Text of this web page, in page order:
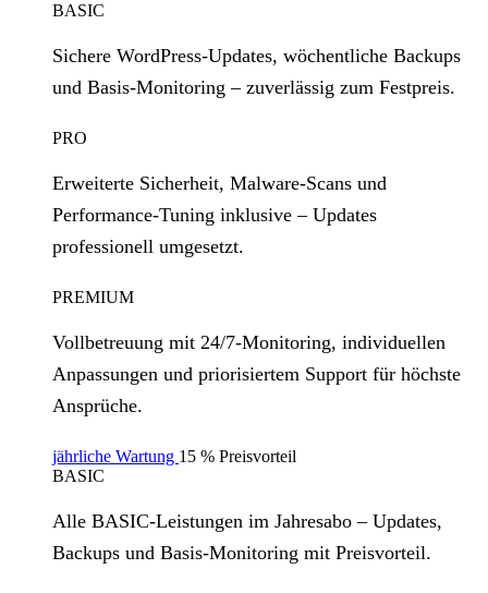
BASIC
Sichere WordPress‑Updates, wöchentliche Backups
und Basis‑Monitoring – zuverlässig zum Festpreis.
PRO
Erweiterte Sicherheit, Malware‑Scans und
Performance‑Tuning inklusive – Updates
professionell umgesetzt.
PREMIUM
Vollbetreuung mit 24/7‑Monitoring, individuellen
Anpassungen und priorisiertem Support für höchste
Ansprüche.
jährliche Wartung 15 % Preisvorteil
BASIC
Alle BASIC‑Leistungen im Jahresabo – Updates,
Backups und Basis‑Monitoring mit Preisvorteil.